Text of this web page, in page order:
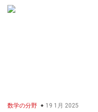
数学の分野 19 1月 2025